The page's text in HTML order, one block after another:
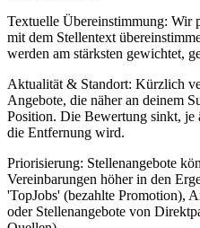
Textuelle Übereinstimmung: Wir
mit dem Stellentext
werden am stärksten gewichtet,
Aktualität & Standort: Kürzlich
Angebote, die näher an deinem
Position. Die Bewertung sinkt, je
die Entfernung wird.
Priorisierung: Stellenangebote
Vereinbarungen höher in den
'TopJobs' (bezahlte Promotion),
oder Stellenangebote von